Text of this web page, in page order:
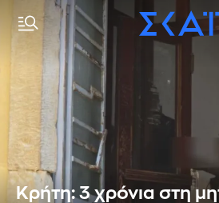
Κρήτη: 3 χρόνια στη